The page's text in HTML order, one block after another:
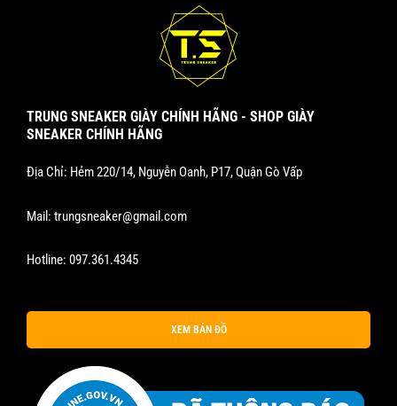
TRUNG SNEAKER GIÀY CHÍNH HÃNG - SHOP GIÀY
SNEAKER CHÍNH HÃNG
Địa Chỉ: Hẻm 220/14, Nguyễn Oanh, P17, Quận Gò Vấp
Mail: trungsneaker@gmail.com
Hotline: 097.361.4345
XEM BẢN ĐỒ